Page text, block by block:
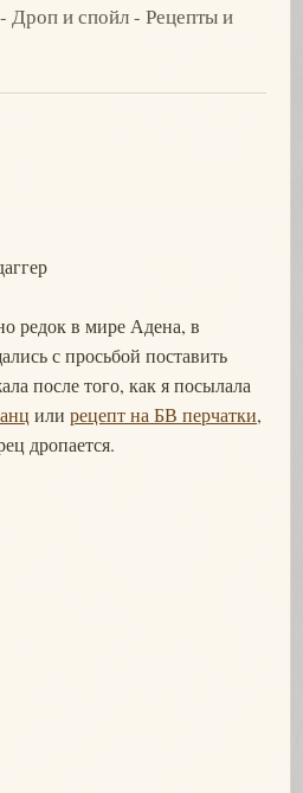
Дроп и спойл - Рецепты и
редок в мире Адена, в
с просьбой поставить
после того, как я посылала
или рецепт на БВ перчатки,
дропается.